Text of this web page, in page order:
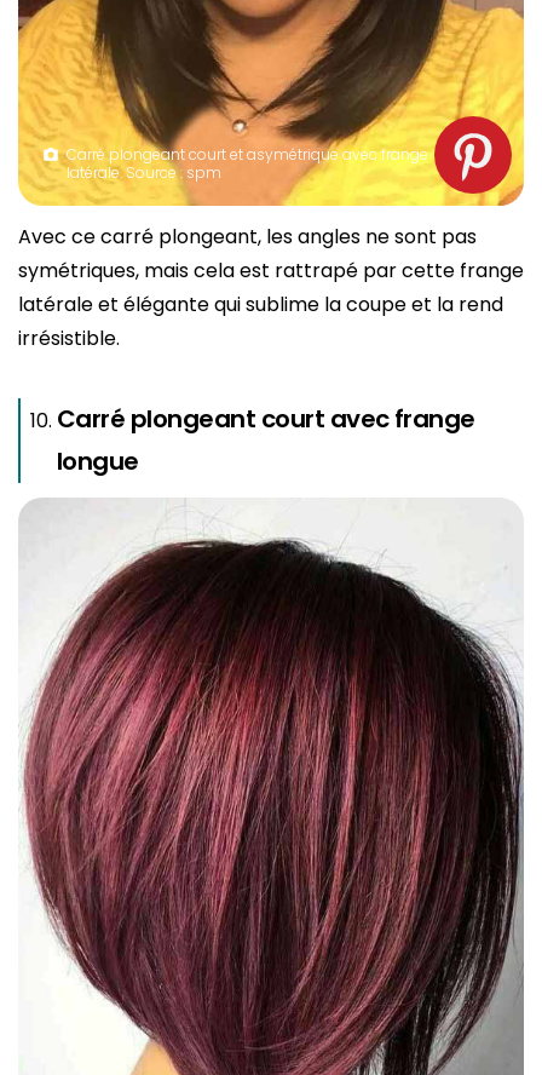
Carré plongeant court et asymétrique avec frange
latérale. Source : spm
Avec ce carré plongeant, les angles ne sont pas
symétriques, mais cela est rattrapé par cette frange
latérale et élégante qui sublime la coupe et la rend
irrésistible.
Carré plongeant court avec frange
longue